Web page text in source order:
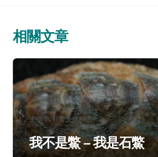
相關文章
分
類：
生物學 科普文摘精選
我不是鱉 – 我是石鱉